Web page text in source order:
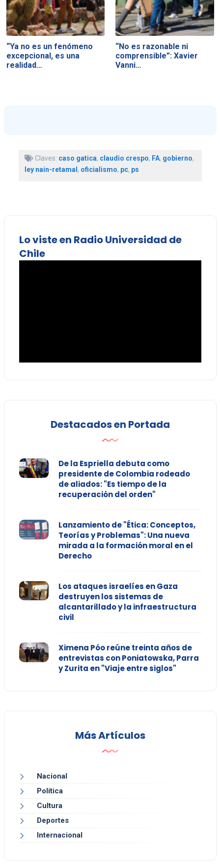
“Ya no es un fenómeno
excepcional, es una
realidad…
“No es razonable ni
comprensible”: Xavier
Vanni…
Claves: caso gatica, claudio crespo, FA, gobierno,
ley nain-retamal, oficialismo, pc, ps
Lo viste en Radio Universidad de
Chile
Destacados en Portada
De la Espriella debuta como
presidente de Colombia rodeado
de aliados: "Es tiempo de la
recuperación del orden"
Lanzamiento de "Ética: Conceptos,
Teorías y Problemas": Una nueva
mirada a la formación moral en el
Derecho
Los ataques israelíes en Gaza
destruyen los sistemas de
alcantarillado y la infraestructura
civil
Ximena Póo reúne treinta años de
entrevistas con Poniatowska, Parra
y Zurita en "Viaje entre siglos"
Más Artículos
Nacional
Política
Cultura
Deportes
Internacional